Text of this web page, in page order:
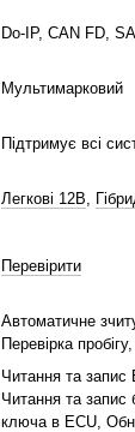
Do-IP, CAN FD,
Мультимарковий
Підтримує всі
Легкові 12В,
Перевірити
Автоматичне
Перевірка
Читання та запис
Читання та запис
ключа в ECU,